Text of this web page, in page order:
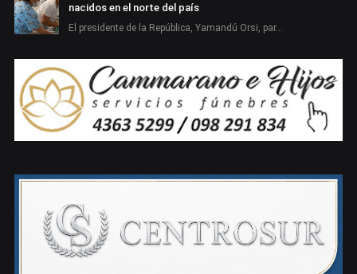
nacidos en el norte del país
El presidente de la República, Yamandú Orsi, par…